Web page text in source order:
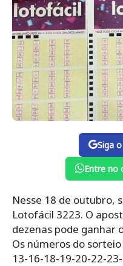
Siga
Entre no
Nesse 18 de outubro,
Lotofácil 3223. O
dezenas pode ganhar
Os números do
13-16-18-19-20-22-